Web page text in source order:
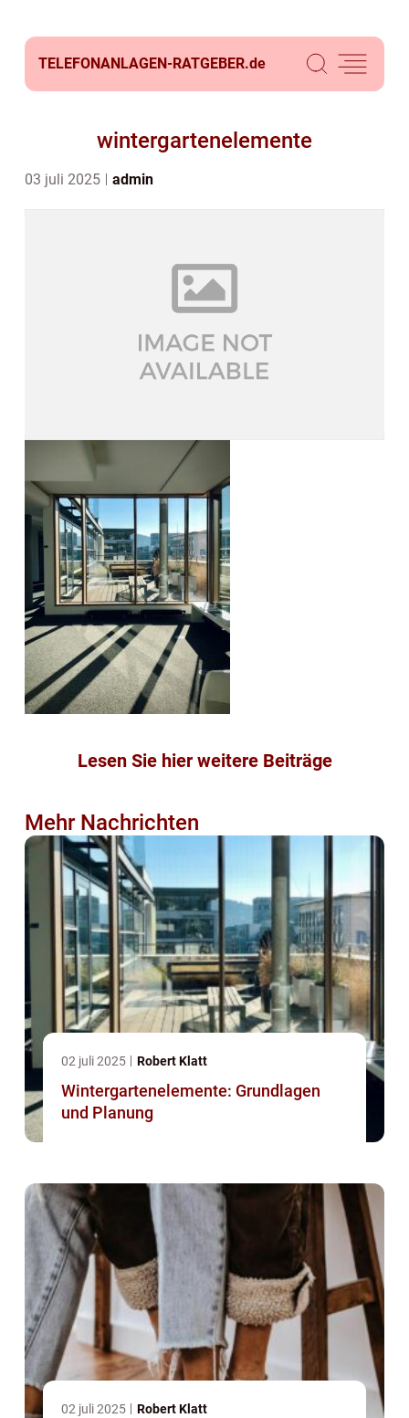
TELEFONANLAGEN-RATGEBER.de
wintergartenelemente
03 juli 2025 admin
Lesen Sie hier weitere Beiträge
Mehr Nachrichten
02 juli 2025 Robert Klatt
Wintergartenelemente: Grundlagen
und Planung
02 juli 2025 Robert Klatt